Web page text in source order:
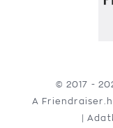
© 2017 -
A
|